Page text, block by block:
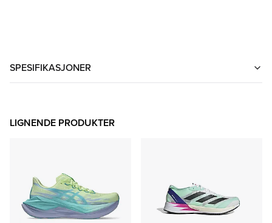
SPESIFIKASJONER
LIGNENDE PRODUKTER